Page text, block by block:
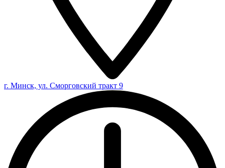
г. Минск, ул. Сморговский тракт 9